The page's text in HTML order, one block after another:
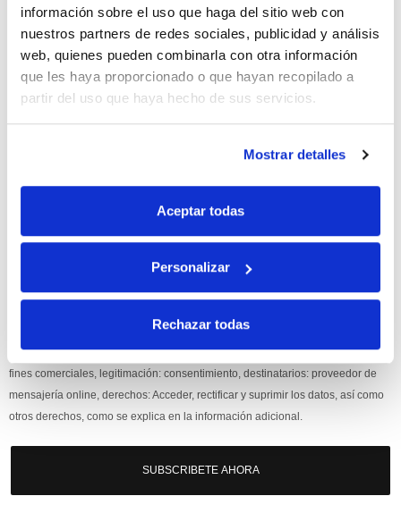
información sobre el uso que haga del sitio web con
nuestros partners de redes sociales, publicidad y análisis
web, quienes pueden combinarla con otra información
que les haya proporcionado o que hayan recopilado a
partir del uso que haya hecho de sus servicios.
Mostrar detalles
Aceptar todas
Personalizar
Rechazar todas
10% de descuento
con tu primera compra.
a nuestra newsletter para recibir nuestrasofertas
disfruta deun 10% de descuentoen tu primera compra.
Responsable: HIJOS DE JOSÉ SERRATS S.A. Finalidad: tratamientos con
fines comerciales, legitimación: consentimiento, destinatarios: proveedor de
mensajería online, derechos: Acceder, rectificar y suprimir los datos, así como
otros derechos, como se explica en la información adicional.
SUBSCRIBETE AHORA